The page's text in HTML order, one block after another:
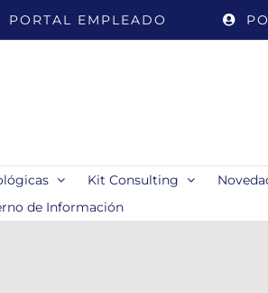
PORTAL EMPLEADO
Kit Consulting
de Información